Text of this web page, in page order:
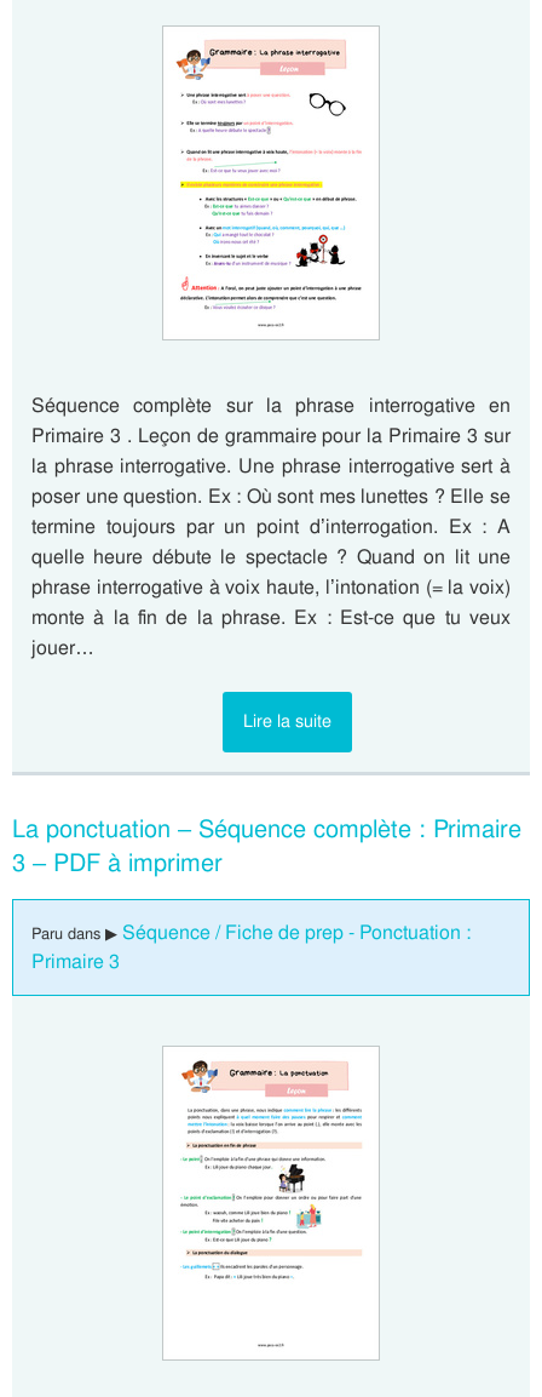
Séquence complète sur la phrase interrogative en
Primaire 3 . Leçon de grammaire pour la Primaire 3 sur
la phrase interrogative. Une phrase interrogative sert à
poser une question. Ex : Où sont mes lunettes ? Elle se
termine toujours par un point d’interrogation. Ex : A
quelle heure débute le spectacle ? Quand on lit une
phrase interrogative à voix haute, l’intonation (= la voix)
monte à la fin de la phrase. Ex : Est-ce que tu veux
jouer…
Lire la suite
La ponctuation – Séquence complète : Primaire
3 – PDF à imprimer
Paru dans ▶ Séquence / Fiche de prep - Ponctuation :
Primaire 3